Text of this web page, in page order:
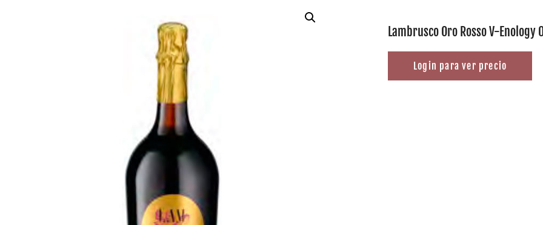
Lambrusco Oro Rosso V-Enology
Login para ver precio